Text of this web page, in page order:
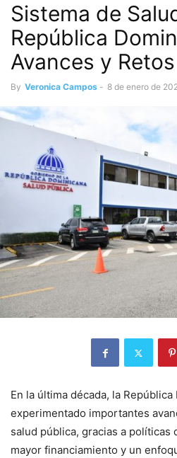
Sistema de
República
Avances y Retos
By Veronica Campos - 8 de enero de
En la última década, la
experimentado importantes
salud pública, gracias a políticas
mayor financiamiento y un